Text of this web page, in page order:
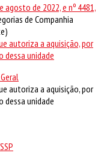
agosto de 2022, e nº 4481,
de Companhia
autoriza a aquisição, por
dessa unidade
autoriza a aquisição, por
dessa unidade